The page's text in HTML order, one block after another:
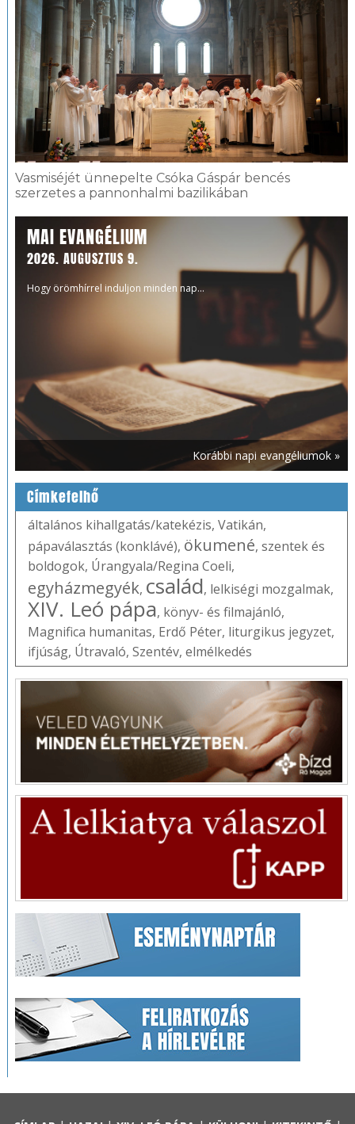
Vasmiséjét ünnepelte Csóka Gáspár bencés
szerzetes a pannonhalmi bazilikában
MAI EVANGÉLIUM
2026. AUGUSZTUS 9.
Hogy örömhírrel induljon minden nap...
Korábbi napi evangéliumok »
Címkefelhő
általános kihallgatás/katekézis, Vatikán,
pápaválasztás (konklávé), ökumené, szentek és
boldogok, Úrangyala/Regina Coeli,
egyházmegyék, család, lelkiségi mozgalmak,
XIV. Leó pápa, könyv- és filmajánló,
Magnifica humanitas, Erdő Péter, liturgikus jegyzet,
ifjúság, Útravaló, Szentév, elmélkedés